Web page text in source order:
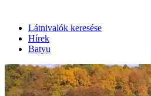
Látnivalók keresése
Hírek
Batyu